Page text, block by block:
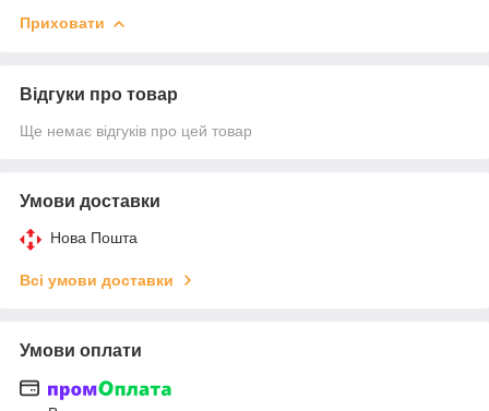
Приховати
Відгуки про товар
Ще немає відгуків про цей товар
Умови доставки
Нова Пошта
Всі умови доставки
Умови оплати